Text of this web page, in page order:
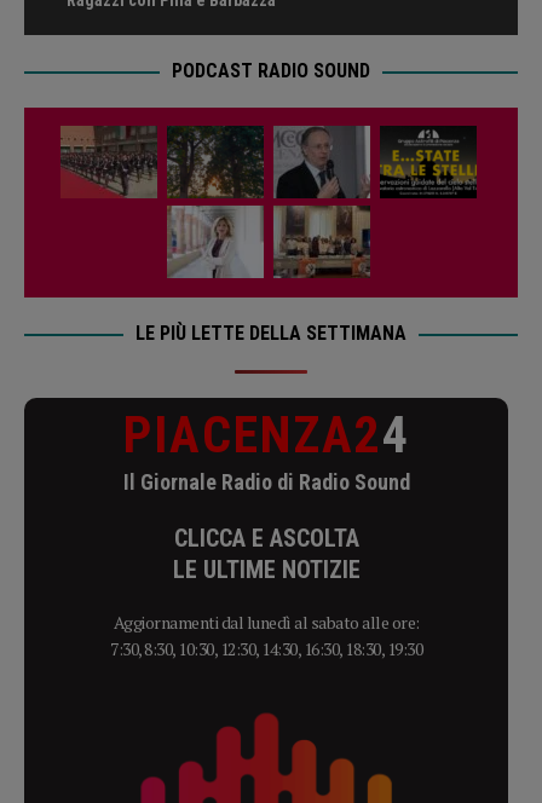
PODCAST RADIO SOUND
LE PIÙ LETTE DELLA SETTIMANA
PIACENZA24
Il Giornale Radio di Radio Sound
CLICCA E ASCOLTA
LE ULTIME NOTIZIE
Aggiornamenti dal lunedì al sabato alle ore:
7:30, 8:30, 10:30, 12:30, 14:30, 16:30, 18:30, 19:30